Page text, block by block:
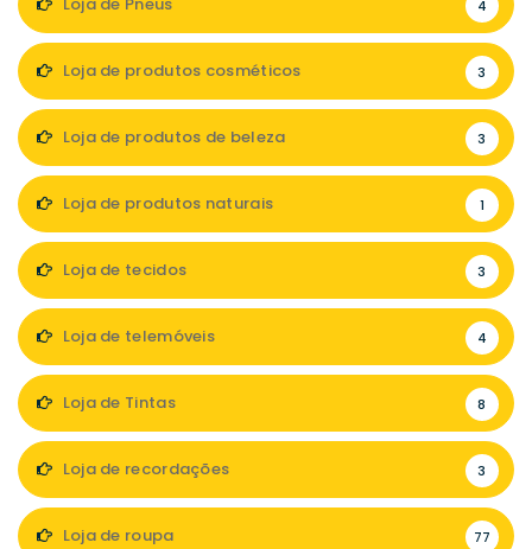
4
Loja de produtos cosméticos 3
Loja de produtos de beleza 3
Loja de produtos naturais 1
Loja de tecidos 3
Loja de telemóveis 4
Loja de Tintas 8
Loja de recordações 3
Loja de roupa 77